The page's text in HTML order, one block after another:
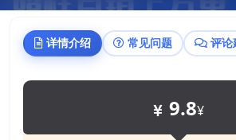
详情介绍 常见问题 评论
9.8¥